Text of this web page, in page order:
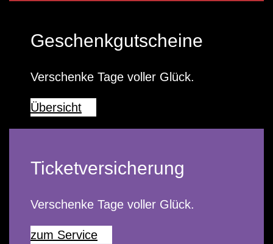
Geschenkgutscheine
Verschenke Tage voller Glück.
Übersicht
Ticketversicherung
Verschenke Tage voller Glück.
zum Service